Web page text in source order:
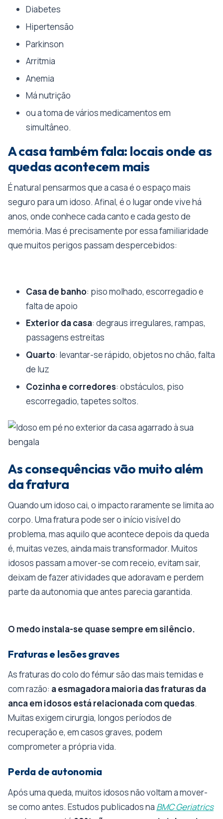
Diabetes
Hipertensão
Parkinson
Arritmia
Anemia
Má nutrição
ou a toma de vários medicamentos em
simultâneo.
A casa também fala: locais onde as
quedas acontecem mais
É natural pensarmos que a casa é o espaço mais
seguro para um idoso. Afinal, é o lugar onde vive há
anos, onde conhece cada canto e cada gesto de
memória. Mas é precisamente por essa familiaridade
que muitos perigos passam despercebidos:
Casa de banho: piso molhado, escorregadio e
falta de apoio
Exterior da casa: degraus irregulares, rampas,
passagens estreitas
Quarto: levantar-se rápido, objetos no chão, falta
de luz
Cozinha e corredores: obstáculos, piso
escorregadio, tapetes soltos.
As consequências vão muito além
da fratura
Quando um idoso cai, o impacto raramente se limita ao
corpo. Uma fratura pode ser o início visível do
problema, mas aquilo que acontece depois da queda
é, muitas vezes, ainda mais transformador. Muitos
idosos passam a mover-se com receio, evitam sair,
deixam de fazer atividades que adoravam e perdem
parte da autonomia que antes parecia garantida.
O medo instala-se quase sempre em silêncio.
Fraturas e lesões graves
As fraturas do colo do fémur são das mais temidas e
com razão: a esmagadora maioria das fraturas da
anca em idosos está relacionada com quedas.
Muitas exigem cirurgia, longos períodos de
recuperação e, em casos graves, podem
comprometer a própria vida.
Perda de autonomia
Após uma queda, muitos idosos não voltam a mover-
se como antes. Estudos publicados na BMC Geriatrics